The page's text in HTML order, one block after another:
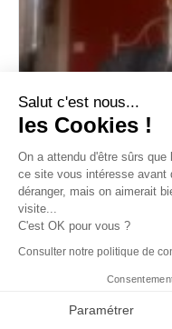
Mariette
Gestionnanire
Assistance administrative
Comptabilité
Expérience 10 ans
Salut c'est nous...
les Cookies !
On a attendu d'être sûrs que
ce site vous intéresse avant
déranger, mais on aimerait
visite...
C'est OK pour vous ?
Consulter notre politique de
Paramétrer